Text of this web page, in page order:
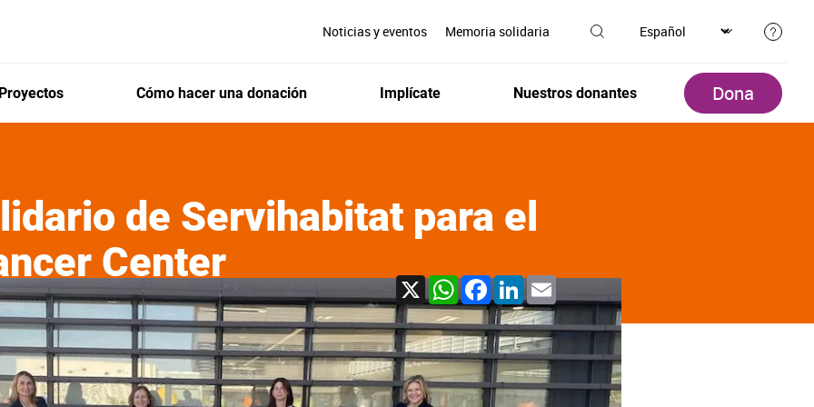
Noticias y eventos Memoria solidaria
Proyectos Cómo hacer una donación Implícate Nuestros donantes Dona
de Servihabitat para el
Center
X WhatsApp
Facebook
LinkedIn
Email